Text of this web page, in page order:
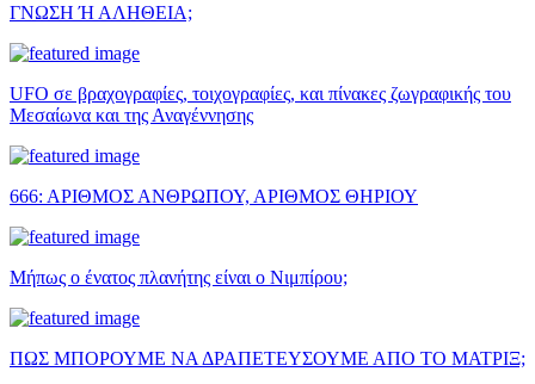
ΓΝΩΣΗ Ή ΑΛΗΘΕΙΑ;
UFO σε βραχογραφίες, τοιχογραφίες, και πίνακες ζωγραφικής του
Μεσαίωνα και της Αναγέννησης
666: ΑΡΙΘΜΟΣ ΑΝΘΡΩΠΟΥ, ΑΡΙΘΜΟΣ ΘΗΡΙΟΥ
Μήπως ο ένατος πλανήτης είναι ο Νιμπίρου;
ΠΩΣ ΜΠΟΡΟΥΜΕ ΝΑ ΔΡΑΠΕΤΕΥΣΟΥΜΕ ΑΠΟ ΤΟ ΜΑΤΡΙΞ;